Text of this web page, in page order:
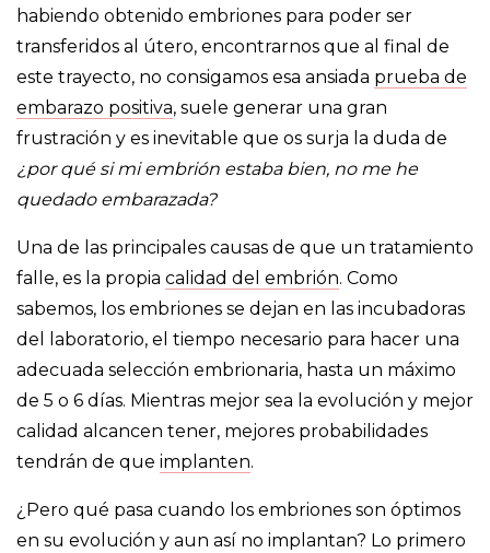
habiendo obtenido embriones para poder ser
transferidos al útero, encontrarnos que al final de
este trayecto, no consigamos esa ansiada prueba de
embarazo positiva, suele generar una gran
frustración y es inevitable que os surja la duda de
¿por qué si mi embrión estaba bien, no me he
quedado embarazada?
Una de las principales causas de que un tratamiento
falle, es la propia calidad del embrión. Como
sabemos, los embriones se dejan en las incubadoras
del laboratorio, el tiempo necesario para hacer una
adecuada selección embrionaria, hasta un máximo
de 5 o 6 días. Mientras mejor sea la evolución y mejor
calidad alcancen tener, mejores probabilidades
tendrán de que implanten.
¿Pero qué pasa cuando los embriones son óptimos
en su evolución y aun así no implantan? Lo primero